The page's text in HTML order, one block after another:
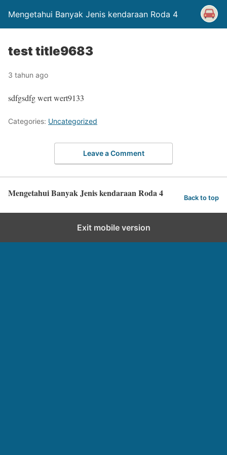
Mengetahui Banyak Jenis kendaraan Roda 4
test title9683
3 tahun ago
sdfgsdfg wert wert9133
Categories: Uncategorized
Leave a Comment
Mengetahui Banyak Jenis kendaraan Roda 4 Back to top
Exit mobile version